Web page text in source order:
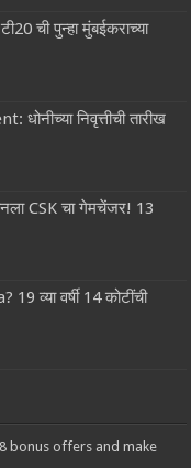
ची पुन्हा मुंबईकराच्या
निवृत्तीची तारीख
CSK चा गेमचेंजर! 13
व्या वर्षी 14 कोटींची
bonus offers and make